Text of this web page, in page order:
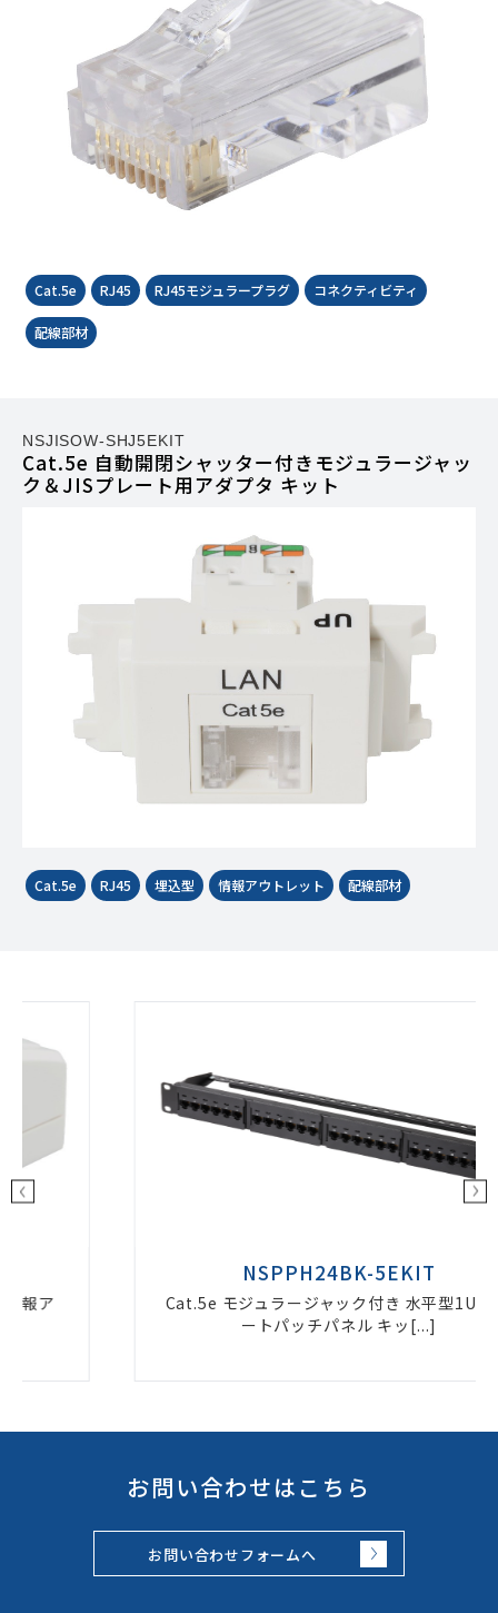
Cat.5e RJ45 RJ45モジュラープラグ コネクティビティ
配線部材
NSJISOW-SHJ5EKIT
Cat.5e 自動開閉シャッター付きモジュラージャッ
ク＆JISプレート用アダプタ キット
Cat.5e RJ45 埋込型 情報アウトレット 配線部材
NSPPH24BK-5EKIT
Cat.5e モジュラージャック付き 水平型1U24ポ
ートパッチパネル キッ[...]
お問い合わせはこちら
お問い合わせフォームへ